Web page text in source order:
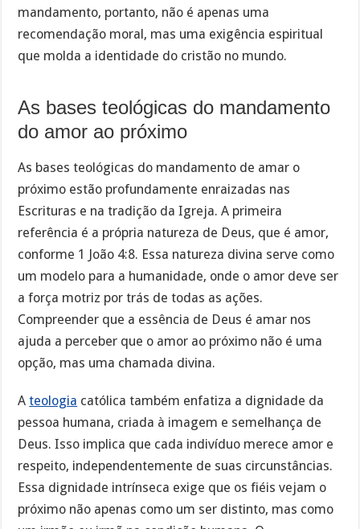
mandamento, portanto, não é apenas uma
recomendação moral, mas uma exigência espiritual
que molda a identidade do cristão no mundo.
As bases teológicas do mandamento
do amor ao próximo
As bases teológicas do mandamento de amar o
próximo estão profundamente enraizadas nas
Escrituras e na tradição da Igreja. A primeira
referência é a própria natureza de Deus, que é amor,
conforme 1 João 4:8. Essa natureza divina serve como
um modelo para a humanidade, onde o amor deve ser
a força motriz por trás de todas as ações.
Compreender que a essência de Deus é amar nos
ajuda a perceber que o amor ao próximo não é uma
opção, mas uma chamada divina.
Ateologia católica também enfatiza a dignidade da
pessoa humana, criada à imagem e semelhança de
Deus. Isso implica que cada indivíduo merece amor e
respeito, independentemente de suas circunstâncias.
Essa dignidade intrínseca exige que os fiéis vejam o
próximo não apenas como um ser distinto, mas como